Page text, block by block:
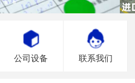
公司设备 联系我们